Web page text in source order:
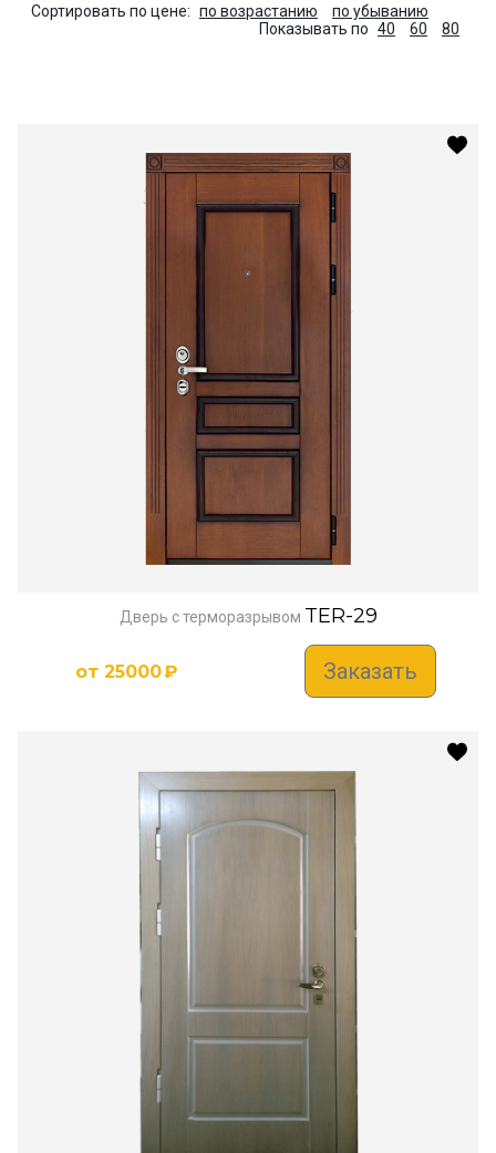
Сортировать по цене: по возрастанию
по убыванию
Показывать по 40 60 80
Дверь с терморазрывом TER-29
от 25000₽ Заказать